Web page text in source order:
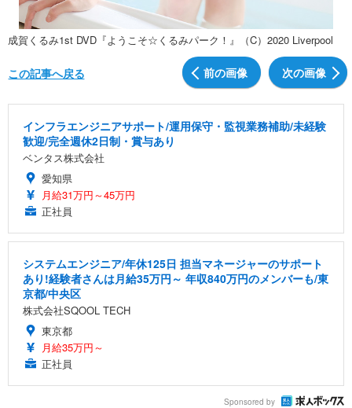
成賀くるみ1st DVD『ようこそ☆くるみパーク！』（C）2020 Liverpool
前の画像 次の画像
この記事へ戻る
インフラエンジニアサポート/運用保守・監視業務補助/未経験
歓迎/完全週休2日制・賞与あり
ベンタス株式会社
愛知県
月給31万円～45万円
正社員
システムエンジニア/年休125日 担当マネージャーのサポート
あり!経験者さんは月給35万円～ 年収840万円のメンバーも/東
京都/中央区
株式会社SQOOL TECH
東京都
月給35万円～
正社員
Sponsored by